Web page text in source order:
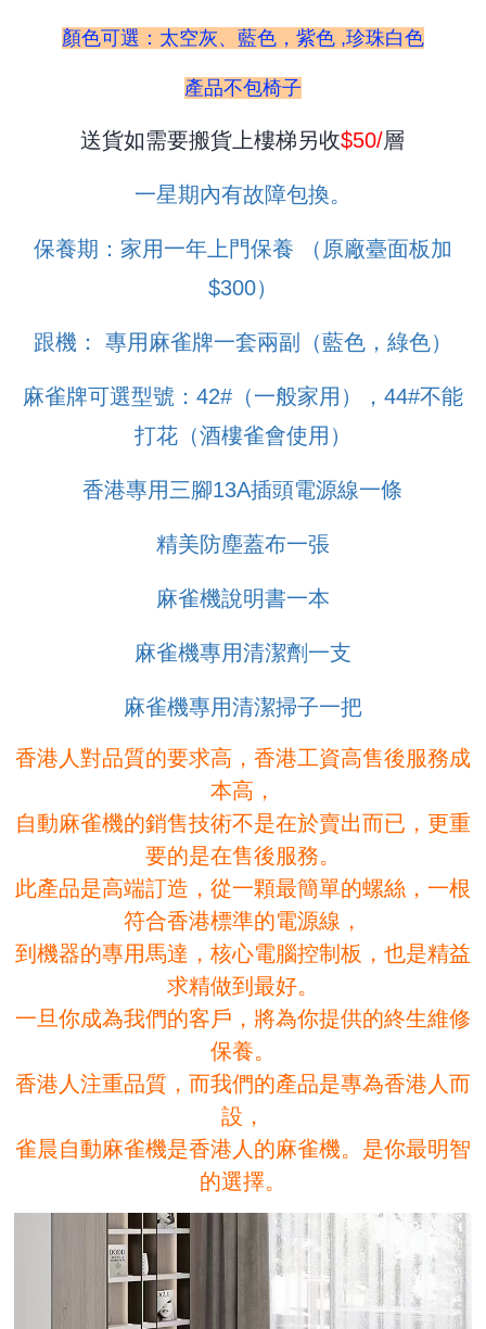
顏色可選：太空灰、藍色，紫色 ,珍珠白色
產品不包椅子
送貨如需要搬貨上樓梯另收$50/層
一星期內有故障包換。
保養期：家用一年上門保養 （原廠臺面板加
$300）
跟機： 專用麻雀牌一套兩副（藍色，綠色）
麻雀牌可選型號：42#（一般家用），44#不能
打花（酒樓雀會使用）
香港專用三腳13A插頭電源線一條
精美防塵蓋布一張
麻雀機說明書一本
麻雀機專用清潔劑一支
麻雀機專用清潔掃子一把
香港人對品質的要求高，香港工資高售後服務成
本高，
自動麻雀機的銷售技術不是在於賣出而已，更重
要的是在售後服務。
此產品是高端訂造，從一顆最簡單的螺絲，一根
符合香港標準的電源線，
到機器的專用馬達，核心電腦控制板，也是精益
求精做到最好。
一旦你成為我們的客戶，將為你提供的終生維修
保養。
香港人注重品質，而我們的產品是專為香港人而
設，
雀晨自動麻雀機是香港人的麻雀機。是你最明智
的選擇。